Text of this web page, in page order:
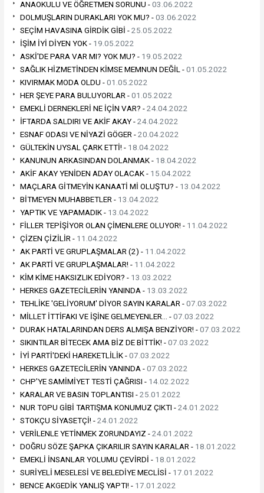
ANAOKULU VE ÖĞRETMEN SORUNU -03.06.2022
DOLMUŞLARIN DURAKLARI YOK MU? -03.06.2022
SEÇİM HAVASINA GİRDİK GİBİ -25.05.2022
İŞİM İYİ DİYEN YOK - 19.05.2022
ASKİ'DE PARA VAR MI? YOK MU? - 19.05.2022
SAĞLIK HİZMETİNDEN KİMSE MEMNUN DEĞİL -01.05.2022
KIVIRMAK MODA OLDU -01.05.2022
HER ŞEYE PARA BULUYORLAR -01.05.2022
EMEKLİ DERNEKLERİ NE İÇİN VAR? -24.04.2022
İFTARDA SALDIRI VE AKİF AKAY -24.04.2022
ESNAF ODASI VE NİYAZİ GÖGER -20.04.2022
GÜLTEKİN UYSAL ÇARK ETTİ! - 18.04.2022
KANUNUN ARKASINDAN DOLANMAK - 18.04.2022
AKİF AKAY YENİDEN ADAY OLACAK - 15.04.2022
MAÇLARA GİTMEYİN KANAATİ Mİ OLUŞTU? - 13.04.2022
BİTMEYEN MUHABBETLER - 13.04.2022
YAPTIK VE YAPAMADIK - 13.04.2022
FİLLER TEPİŞİYOR OLAN ÇİMENLERE OLUYOR! - 11.04.2022
ÇİZEN ÇİZİLİR - 11.04.2022
AK PARTİ VE GRUPLAŞMALAR (2) - 11.04.2022
AK PARTİ VE GRUPLAŞMALAR! - 11.04.2022
KİM KİME HAKSIZLIK EDİYOR? - 13.03.2022
HERKES GAZETECİLERİN YANINDA - 13.03.2022
TEHLİKE 'GELİYORUM' DİYOR SAYIN KARALAR -07.03.2022
MİLLET İTTİFAKI VE İŞİNE GELMEYENLER… -07.03.2022
DURAK HATALARINDAN DERS ALMIŞA BENZİYOR! -07.03.2022
SIKINTILAR BİTECEK AMA BİZ DE BİTTİK! -07.03.2022
İYİ PARTİ'DEKİ HAREKETLİLİK -07.03.2022
HERKES GAZETECİLERİN YANINDA -07.03.2022
CHP'YE SAMİMİYET TESTİ ÇAĞRISI - 14.02.2022
KARALAR VE BASIN TOPLANTISI -25.01.2022
NUR TOPU GİBİ TARTIŞMA KONUMUZ ÇIKTI -24.01.2022
STOKÇU SİYASETÇİ! -24.01.2022
VERİLENLE YETİNMEK ZORUNDAYIZ -24.01.2022
DOĞRU SÖZE ŞAPKA ÇIKARILIR SAYIN KARALAR - 18.01.2022
EMEKLİ İNSANLAR YOLUMU ÇEVİRDİ - 18.01.2022
SURİYELİ MESELESİ VE BELEDİYE MECLİSİ - 17.01.2022
BENCE AKGEDİK YANLIŞ YAPTI! - 17.01.2022